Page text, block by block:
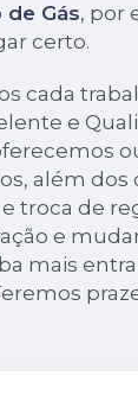
de Gás, por
certo.
cada
e
além dos
troca de
e
mais